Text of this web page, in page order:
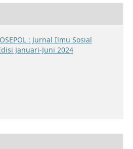
: Jurnal Ilmu Sosial
Januari-Juni 2024